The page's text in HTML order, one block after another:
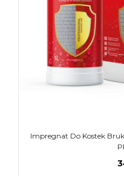
Impregnat Do Kostek